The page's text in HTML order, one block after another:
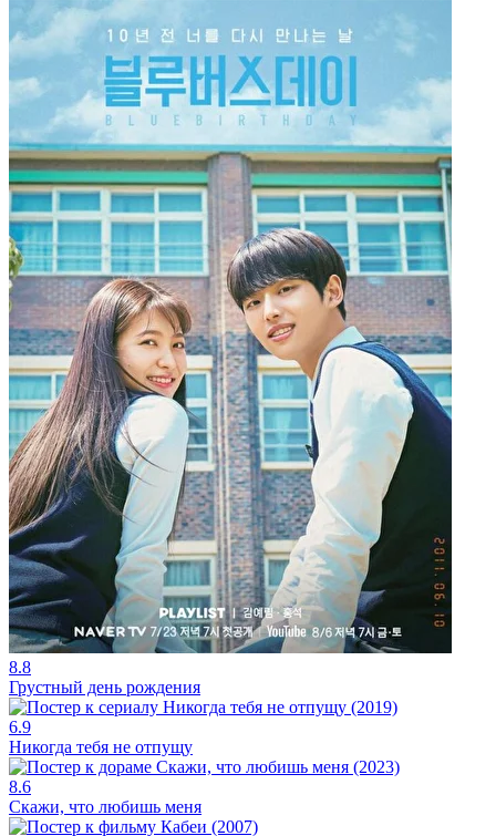
8.8
Грустный день рождения
6.9
Никогда тебя не отпущу
8.6
Скажи, что любишь меня